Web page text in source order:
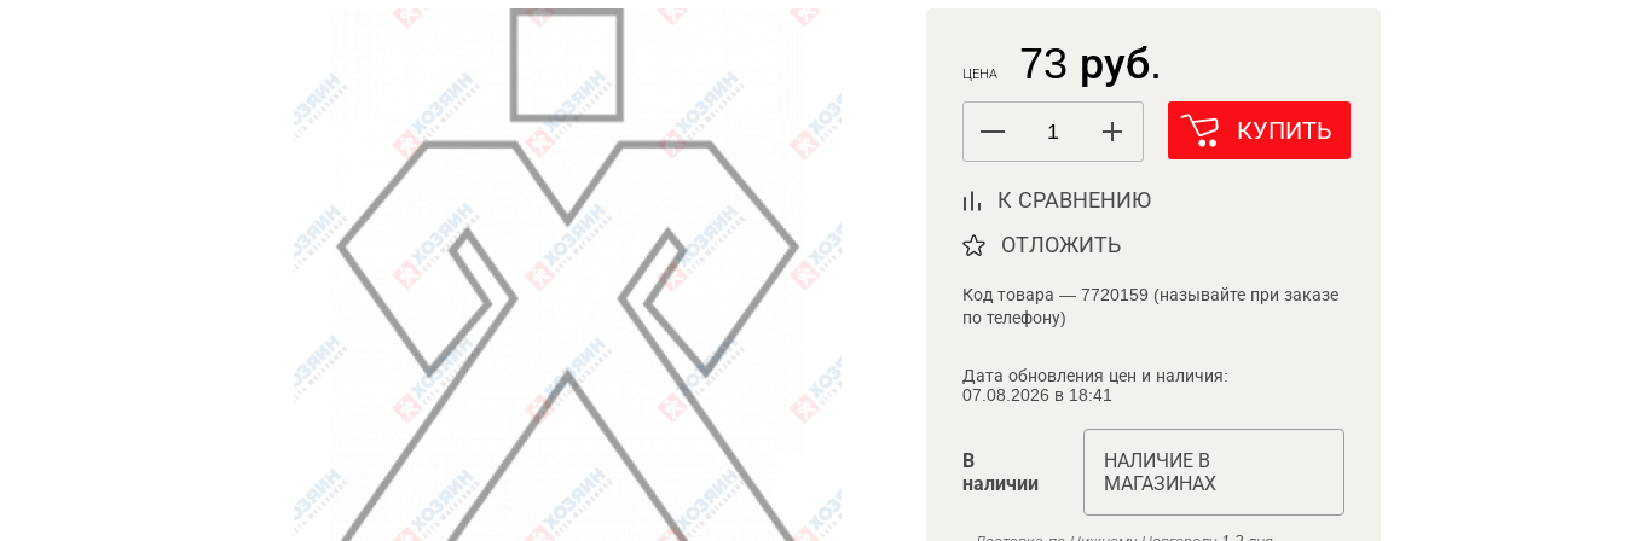
ЦЕНА 73 руб.
КУПИТЬ
К СРАВНЕНИЮ
ОТЛОЖИТЬ
Код товара — 7720159 (называйте при заказе
по телефону)
Дата обновления цен и наличия:
07.08.2026 в 18:41
В
наличии
НАЛИЧИЕ В
МАГАЗИНАХ